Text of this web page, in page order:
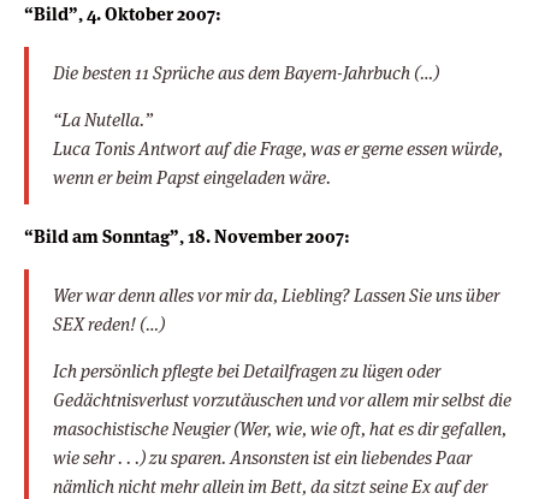
“Bild”, 4. Oktober 2007:
Die besten 11 Sprüche aus dem Bayern-Jahrbuch (…)
“La Nutella.”
Luca Tonis Antwort auf die Frage, was er gerne essen würde,
wenn er beim Papst eingeladen wäre.
“Bild am Sonntag”, 18. November 2007:
Wer war denn alles vor mir da, Liebling? Lassen Sie uns über
SEX reden! (…)
Ich persönlich pflegte bei Detailfragen zu lügen oder
Gedächtnisverlust vorzutäuschen und vor allem mir selbst die
masochistische Neugier (Wer, wie, wie oft, hat es dir gefallen,
wie sehr . . .) zu sparen. Ansonsten ist ein liebendes Paar
nämlich nicht mehr allein im Bett, da sitzt seine Ex auf der